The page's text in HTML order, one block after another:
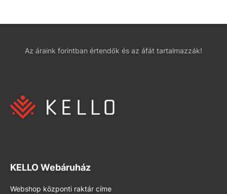
Az áraink forintban értendők és az áfát tartalmazzák!
KELLO Webáruház
Webshop központi raktár címe